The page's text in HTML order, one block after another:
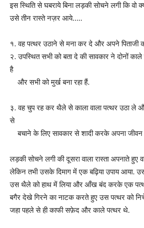
इस स्थिति से घबराये बिना लड़की सोचने लगी कि वो
उसे तीन रास्ते नज़र आये…..
१. वह पत्थर उठाने से मना कर दे और अपने पिताजी
२. उपस्थित सभी को बता दे की सावकार ने दोनों
है
औरसभी कोमुर्ख बना रहा हैं.
३. वह चुप रह कर थैले से काला वाला पत्थर उठा ले
से
बचानेके लिए सावकार से शादी करके अपना जीवन
लड़की सोचने लगी की दूसरा वाला रास्ता अपनाते हुए
लेकिन तभी उसके दिमाग में एक बढ़िया उपाय आया.
उस थैले को हाथ में लियाऔर आँख बंद करके एक
बगैर देखे गिरने का नाटक करते हुएउस पत्थर को
जहा पहले से ही काफी सफ़ेद और काले पत्थर थे.